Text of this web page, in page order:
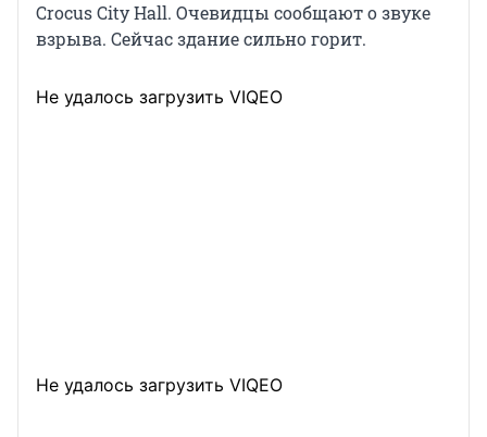
Crocus City Hall. Очевидцы сообщают о звуке
взрыва. Сейчас здание сильно горит.
Не удалось загрузить VIQEO
Не удалось загрузить VIQEO